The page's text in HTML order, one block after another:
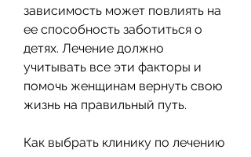
зависимость может повлиять на
ее способность заботиться о
детях. Лечение должно
учитывать все эти факторы и
помочь женщинам вернуть свою
жизнь на правильный путь.
Как выбрать клинику по лечению